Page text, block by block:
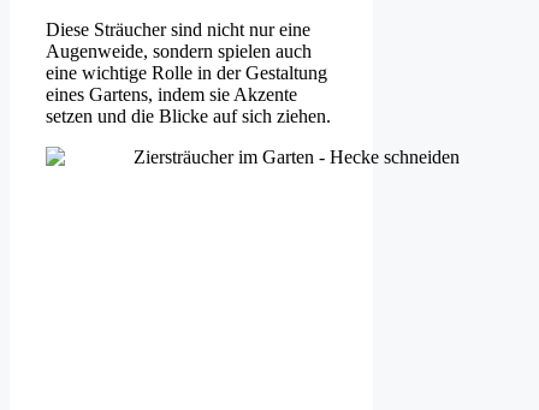
Diese Sträucher sind nicht nur eine
Augenweide, sondern spielen auch
eine wichtige Rolle in der Gestaltung
eines Gartens, indem sie Akzente
setzen und die Blicke auf sich ziehen.